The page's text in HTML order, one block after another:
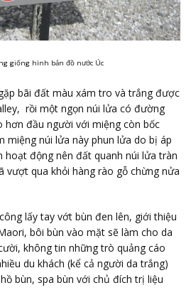
giống hình bản đồ nước Úc
bãi đất màu xám tro và trắng được
rồi một ngọn núi lửa có đường
hơn đầu người với miệng còn bốc
miệng núi lửa này phun lửa do bị áp
hoạt động nên đất quanh núi lửa tràn
vượt qua khỏi hàng rào gỗ chừng nửa
lấy tay vớt bùn đen lên, giới thiệu
bôi bùn vào mặt sẽ làm cho da
không tin những trò quảng cáo
du khách (kể cả người da trắng)
bùn, spa bùn với chủ đích trị liệu